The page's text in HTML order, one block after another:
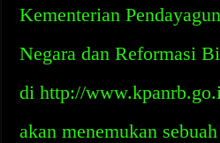
Kementerian
Negara dan Reformasi
di http://
akan menemukan